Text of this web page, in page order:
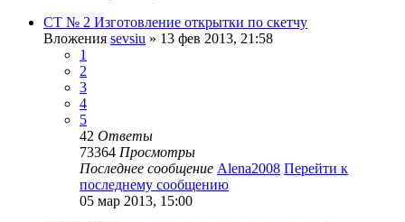
СТ № 2 Изготовление открытки по скетчу
Вложения sevsiu » 13 фев 2013, 21:58
1
2
3
4
5
42 Ответы
73364 Просмотры
Последнее сообщение Alena2008 Перейти к
последнему сообщению
05 мар 2013, 15:00